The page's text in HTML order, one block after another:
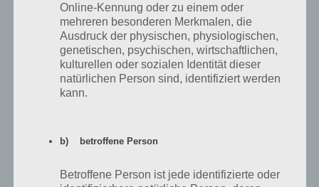
Insgesamt gibt es auch in Akt 2 des Treehouse of
Horror 2017 Event sieben Preise zum Freischalten
Tabellarische Auflistung der Preise
du benötigst und was dir der Preis bringt.
Preis
Benötiger
Feenstaub
Beschreibung
Online-Kennung oder zu einem oder
mehreren besonderen Merkmalen, die
Ausdruck der physischen, physiologischen,
genetischen, psychischen, wirtschaftlichen,
kulturellen oder sozialen Identität dieser
natürlichen Person sind, identifiziert werden
kann.
b) betroffene Person
Betroffene Person ist jede identifizierte oder